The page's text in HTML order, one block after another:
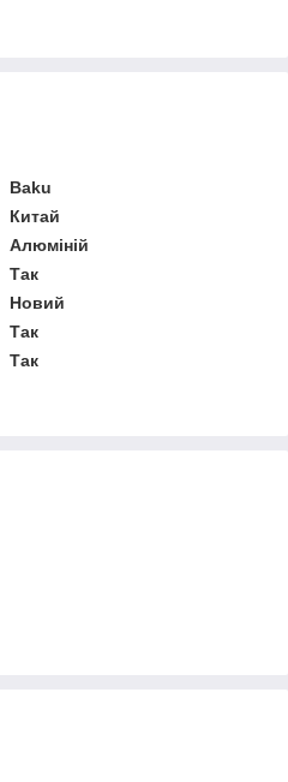
Baku
Китай
Алюміній
Так
Новий
Так
Так